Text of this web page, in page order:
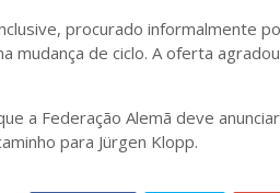
procurado informalmente
mudança de ciclo. A oferta
a Federação Alemã deve
para Jürgen Klopp.